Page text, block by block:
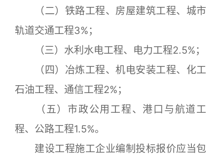
（二）铁路工程、房屋建筑工程、城市
轨道交通工程3%；
（三）水利水电工程、电力工程2.5%；
（四）冶炼工程、机电安装工程、化工
石油工程、通信工程2%；
（五）市政公用工程、港口与航道工
程、公路工程1.5%。
建设工程施工企业编制投标报价应当包